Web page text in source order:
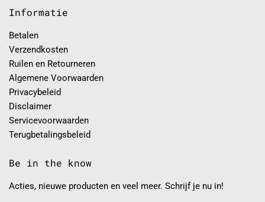
Informatie
Betalen
Verzendkosten
Ruilen en Retourneren
Algemene Voorwaarden
Privacybeleid
Disclaimer
Servicevoorwaarden
Terugbetalingsbeleid
Be in the know
Acties, nieuwe producten en veel meer. Schrijf je nu in!